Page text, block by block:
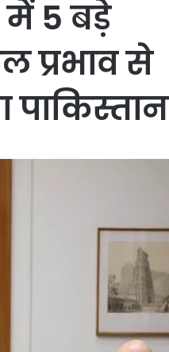
5 बड़े
प्रभाव से
पाकिस्तान